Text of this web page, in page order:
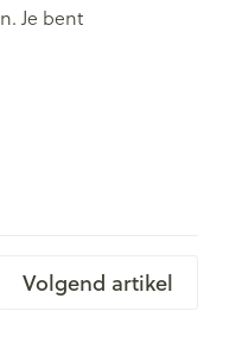
Je bent
Volgend artikel